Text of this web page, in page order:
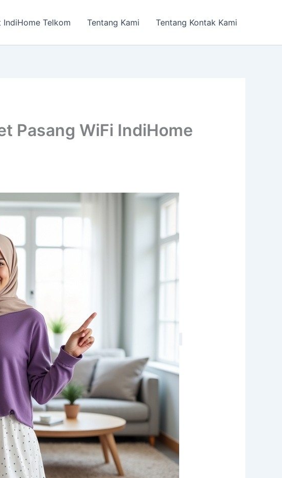
IndiHome Telkom Tentang Kami Tentang Kontak Kami
Pasang WiFi IndiHome